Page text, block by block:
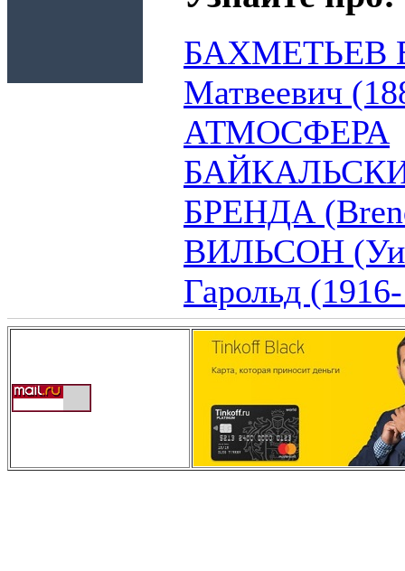
БАХМЕТЬЕВ
Матвеевич
АТМОСФЕРА
БРЕНДА
ВИЛЬСОН
Гарольд